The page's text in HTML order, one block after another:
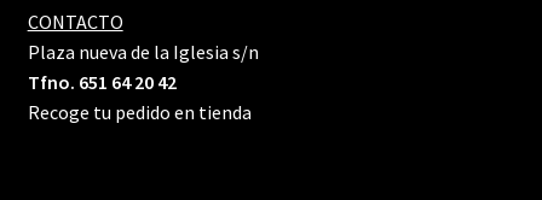
CONTACTO
Plaza nueva de la Iglesia s/n
Tfno. 651 64 20 42
Recoge tu pedido en tienda